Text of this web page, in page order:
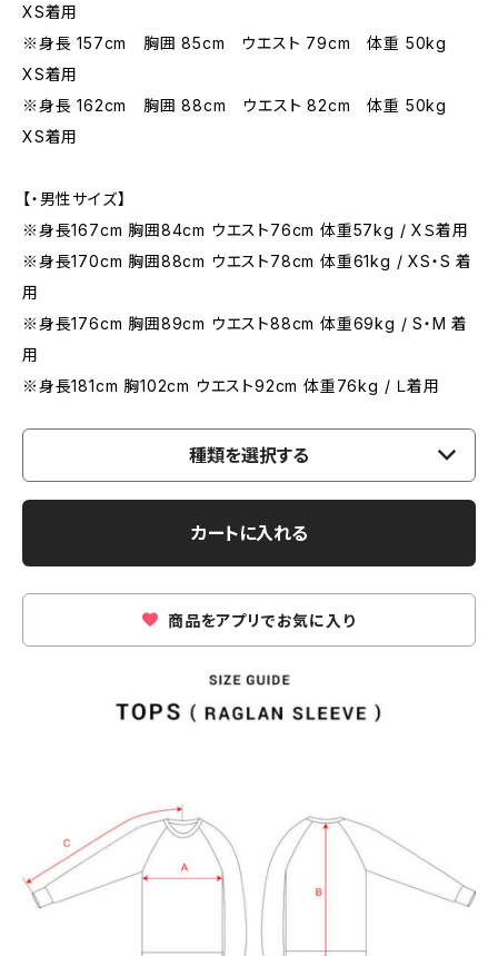
XS着用
※身長 157cm 胸囲 85cm ウエスト 79cm 体重 50kg
XS着用
※身長 162cm 胸囲 88cm ウエスト 82cm 体重 50kg
XS着用
【・男性サイズ】
※身長167cm 胸囲84cm ウエスト76cm 体重57kg / XＳ着用
※身長170cm 胸囲88cm ウエスト78cm 体重61kg / XS・S 着
用
※身長176cm 胸囲89cm ウエスト88cm 体重69kg / S・M 着
用
※身長181cm 胸102cm ウエスト92cm 体重76kg / Ｌ着用
種類を選択する
カートに入れる
商品をアプリでお気に入り